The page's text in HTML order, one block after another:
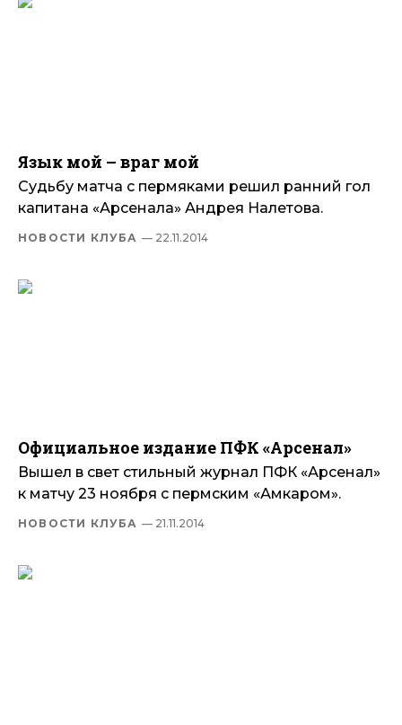
Язык мой – враг мой
Судьбу матча с пермяками решил ранний гол
капитана «Арсенала» Андрея Налетова.
НОВОСТИ КЛУБА — 22.11.2014
Официальное издание ПФК «Арсенал»
Вышел в свет стильный журнал ПФК «Арсенал»
к матчу 23 ноября с пермским «Амкаром».
НОВОСТИ КЛУБА — 21.11.2014